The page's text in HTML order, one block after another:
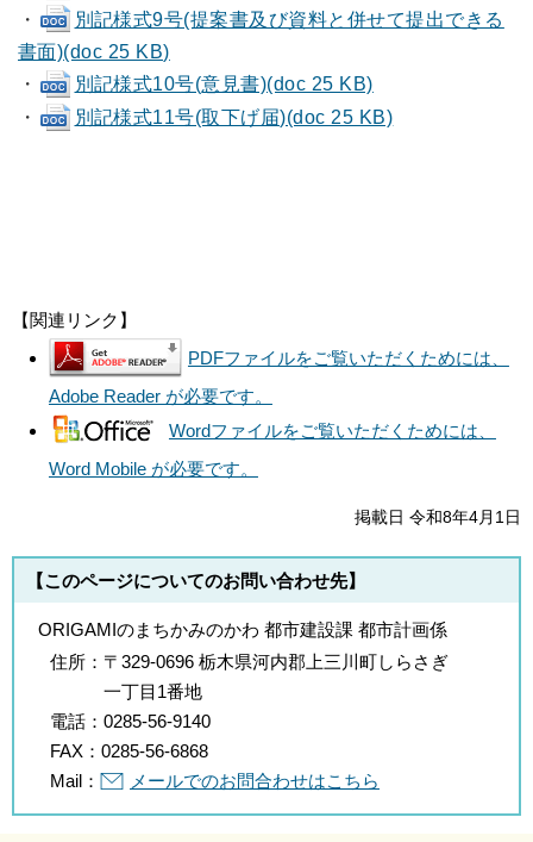
・
別記様式9号(提案書及び資料と併せて提出できる
書面)(doc 25 KB)
・
別記様式10号(意見書)(doc 25 KB)
・
別記様式11号(取下げ届)(doc 25 KB)
【関連リンク】
PDFファイルをご覧いただくためには、
Adobe Reader が必要です。
Wordファイルをご覧いただくためには、
Word Mobile が必要です。
掲載日 令和8年4月1日
【このページについてのお問い合わせ先】
ORIGAMIのまちかみのかわ 都市建設課 都市計画係
住所： 〒329-0696 栃木県河内郡上三川町しらさぎ
一丁目1番地
電話： 0285-56-9140
FAX： 0285-56-6868
Mail：
メールでのお問合わせはこちら